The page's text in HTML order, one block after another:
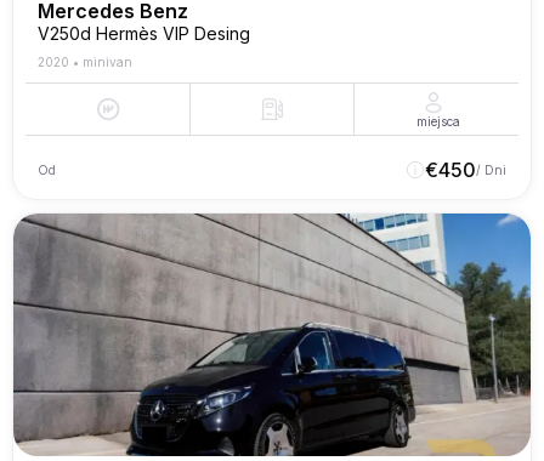
Mercedes Benz
V250d Hermès VIP Desing
2020 • minivan
miejsca
Od €450/ Dni